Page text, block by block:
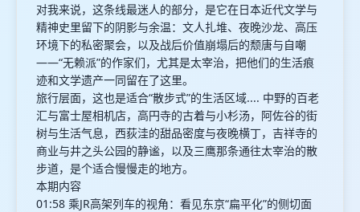
对我来说，这条线最迷人的部分，是它在日本近代文学与
精神史里留下的阴影与余温：文人扎堆、夜晚沙龙、高压
环境下的私密聚会，以及战后价值崩塌后的颓唐与自嘲
——“无赖派”的作家们，尤其是太宰治，把他们的生活痕
迹和文学遗产一同留在了这里。
旅行层面，这也是适合“散步式”的生活区域.... 中野的百老
汇与富士屋相机店，高円寺的古着与小杉汤，阿佐谷的街
树与生活气息，西荻洼的甜品密度与夜晚横丁，吉祥寺的
商业与井之头公园的静谧，以及三鹰那条通往太宰治的散
步道，是个适合慢慢走的地方。
本期内容
01:58 乘JR高架列车的视角：看见东京“扁平化”的侧切面